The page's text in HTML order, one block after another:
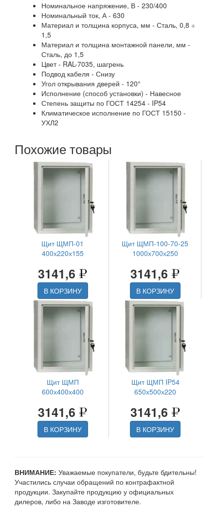
Номинальное напряжение, В - 230/400
Номинальный ток, А - 630
Материал и толщина корпуса, мм - Сталь, 0,8 ÷
1,5
Материал и толщина монтажной панели, мм -
Сталь, до 1,5
Цвет - RAL-7035, шагрень
Подвод кабеля - Снизу
Угол открывания дверей - 120°
Исполнение (способ установки) - Навесное
Степень защиты по ГОСТ 14254 - IP54
Климатическое исполнение по ГОСТ 15150 -
УХЛ2
Похожие товары
Щит ЩМП-01
400х220х155
3141,6
В КОРЗИНУ
Щит ЩМП-100-70-25
1000х700х250
3141,6
В КОРЗИНУ
Щит ЩМП
600х400х400
3141,6
В КОРЗИНУ
Щит ЩМП IP54
650х500х220
3141,6
В КОРЗИНУ
ВНИМАНИЕ: Уважаемые покупатели, будьте бдительны!
Участились случаи обращений по контрафактной
продукции. Закупайте продукцию у официальных
дилеров, либо на Заводе изготовителе.